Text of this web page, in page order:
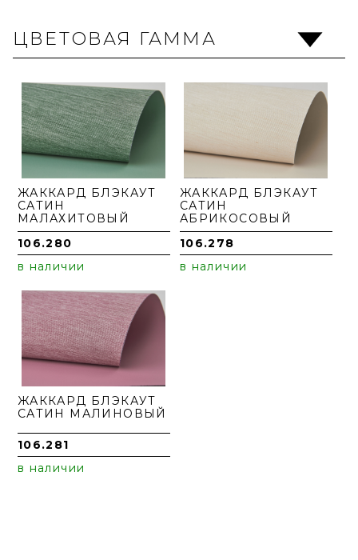
ЦВЕТОВАЯ ГАММА
ЖАККАРД БЛЭКАУТ
САТИН
МАЛАХИТОВЫЙ
106.280
в наличии
ЖАККАРД БЛЭКАУТ
САТИН
АБРИКОСОВЫЙ
106.278
в наличии
ЖАККАРД БЛЭКАУТ
САТИН МАЛИНОВЫЙ
106.281
в наличии